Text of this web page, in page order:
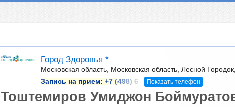
Город Здоровья *
Московская область, Московская область, Лесной
Запись на прием: +7 (498) 6 Показать телефон
Тоштемиров Умиджон